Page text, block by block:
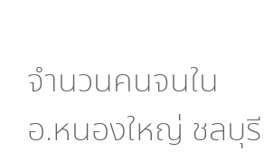
จำนวนคนจนใน
อ.หนองใหญ่ ชลบุรี